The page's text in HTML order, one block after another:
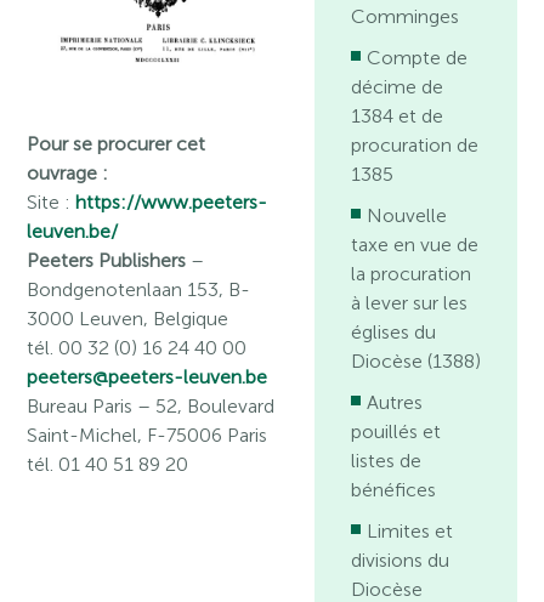
Pour se procurer cet
ouvrage :
Site : https://www.peeters-
leuven.be/
Peeters Publishers –
Bondgenotenlaan 153, B-
3000 Leuven, Belgique
tél. 00 32 (0) 16 24 40 00
peeters@peeters-leuven.be
Bureau Paris – 52, Boulevard
Saint-Michel, F-75006 Paris
tél. 01 40 51 89 20
Comminges
Compte de
décime de
1384 et de
procuration de
1385
Nouvelle
taxe en vue de
la procuration
à lever sur les
églises du
Diocèse (1388)
Autres
pouillés et
listes de
bénéfices
Limites et
divisions du
Diocèse